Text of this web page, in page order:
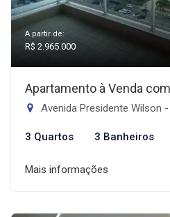
A partir de:
R$ 2.965.000
Apartamento à Venda
Avenida Presidente Wilson
3 Quartos 3 Banheiros
Mais informações